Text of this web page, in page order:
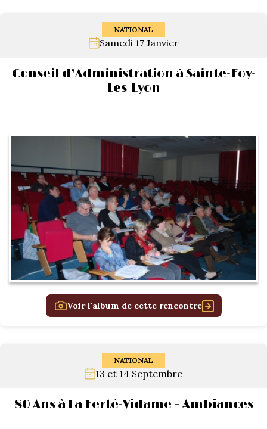
NATIONAL
Samedi 17 Janvier
Conseil d’Administration à Sainte-Foy-
Les-Lyon
Voir l'album de cette rencontre
NATIONAL
13 et 14 Septembre
80 Ans à La Ferté-Vidame – Ambiances